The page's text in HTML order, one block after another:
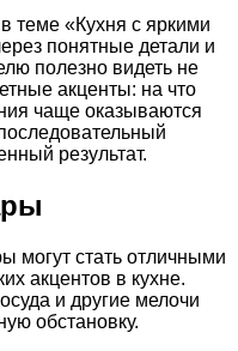
в теме «Кухня с яркими
понятные детали и
полезно видеть не
акценты: на что
чаще оказываются
результат.
могут стать отличными
акцентов в кухне.
и другие мелочи
обстановку.